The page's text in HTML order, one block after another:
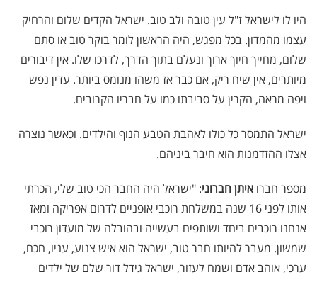
היו לו לישראל ז"ל עין טובה ולב טוב. ישראל הקדים שלום והרחיק
עצמו מהמדון. בכל מפגש, היה הראשון לומר בוקר טוב או סתם
שלום, מחייך חיוך ארוך ונעלם בתוך הדרך, לדרכו שלו. אין דיבורים
מיותרים, אין שיח ריק, אם כבר אז משהו מנומס ביותר. עדין נפש
ויפה מראה, הקרין על סביבתו כמו על חבריו הקרובים.
ישראל התמסר כל כולו לאהבת הטבע הנוף והילדים. וכאשר נוצרה
אצלו ההזדמנות הוא חיבר ביניהם.
מספר חברו איתן חברוני: "ישראל היה החבר הכי טוב שלי, הכרתי
אותו לפני 16 שנה במשלחת רוכבי אופניים לדרום אפריקה ומאז
אנחנו רוכבים ביחד ושותפים בעשייה ובהובלה של מועדון רוכבי
שמשון. מעבר להיותו חבר טוב, ישראל הוא איש צנוע, עניו, חכם,
ערכי, אוהב אדם ושמח לעזור, ישראל גידל דור שלם של ילדים